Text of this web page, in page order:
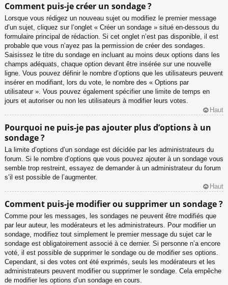
Comment puis-je créer un sondage ?
Lorsque vous rédigez un nouveau sujet ou modifiez le premier message
d’un sujet, cliquez sur l’onglet « Créer un sondage » situé en-dessous du
formulaire principal de rédaction. Si cet onglet n’est pas disponible, il est
probable que vous n’ayez pas la permission de créer des sondages.
Saisissez le titre du sondage en incluant au moins deux options dans les
champs adéquats, chaque option devant être insérée sur une nouvelle
ligne. Vous pouvez définir le nombre d’options que les utilisateurs peuvent
insérer en modifiant, lors du vote, le nombre des « Options par
utilisateur ». Vous pouvez également spécifier une limite de temps en
jours et autoriser ou non les utilisateurs à modifier leurs votes.
Haut
Pourquoi ne puis-je pas ajouter plus d’options à un
sondage ?
La limite d’options d’un sondage est décidée par les administrateurs du
forum. Si le nombre d’options que vous pouvez ajouter à un sondage vous
semble trop restreint, essayez de demander à un administrateur du forum
s’il est possible de l’augmenter.
Haut
Comment puis-je modifier ou supprimer un sondage ?
Comme pour les messages, les sondages ne peuvent être modifiés que
par leur auteur, les modérateurs et les administrateurs. Pour modifier un
sondage, modifiez tout simplement le premier message du sujet car le
sondage est obligatoirement associé à ce dernier. Si personne n’a encore
voté, il est possible de supprimer le sondage ou de modifier ses options.
Cependant, si des votes ont été exprimés, seuls les modérateurs et les
administrateurs peuvent modifier ou supprimer le sondage. Cela empêche
de modifier les options d’un sondage en cours.